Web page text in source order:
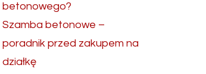
betonowego?
Szamba betonowe –
poradnik przed zakupem na
działkę